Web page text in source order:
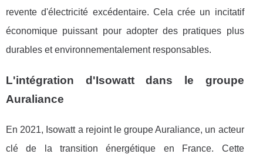
revente d'électricité excédentaire. Cela crée un incitatif
économique puissant pour adopter des pratiques plus
durables et environnementalement responsables.
L'intégration d'Isowatt dans le groupe
Auraliance
En 2021, Isowatt a rejoint le groupe Auraliance, un acteur
clé de la transition énergétique en France. Cette